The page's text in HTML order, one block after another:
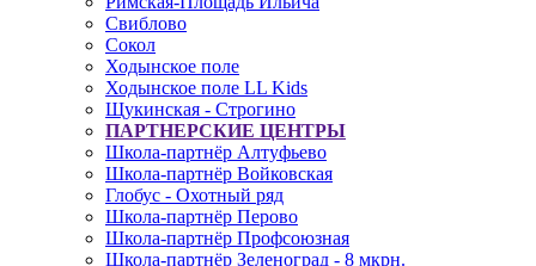
Свиблово
Сокол
Ходынское поле
Ходынское поле LL Kids
Щукинская - Строгино
ПАРТНЕРСКИЕ ЦЕНТРЫ
Школа-партнёр Алтуфьево
Школа-партнёр Войковская
Глобус - Охотный ряд
Школа-партнёр Перово
Школа-партнёр Профсоюзная
Школа-партнёр Зеленоград - 8 мкрн.